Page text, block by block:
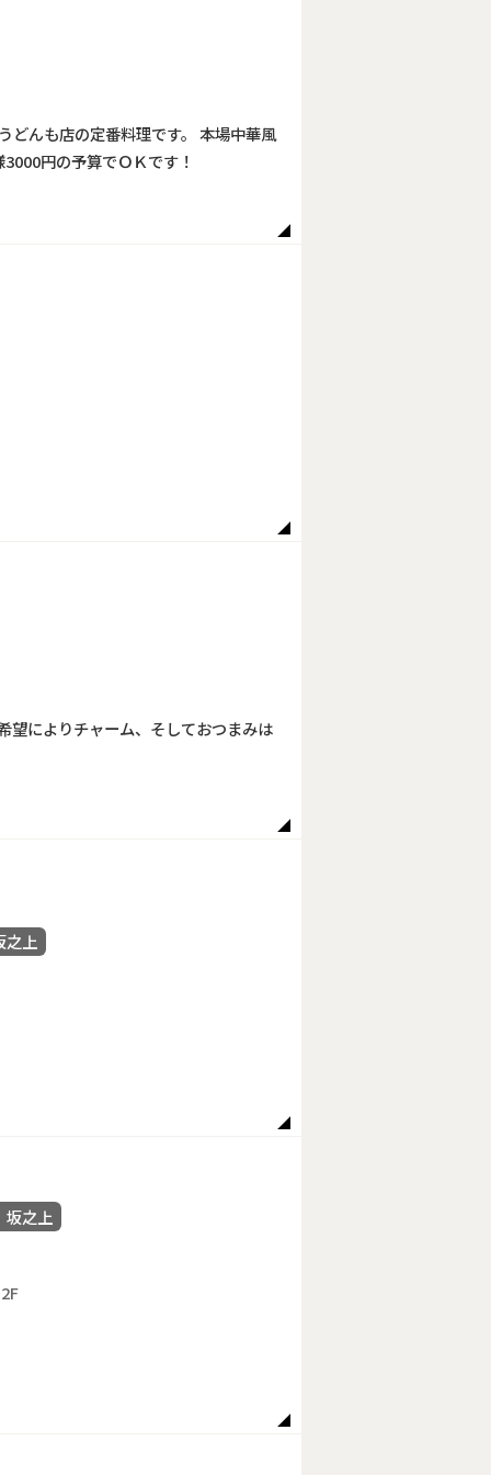
どんも店の定番料理です。 本場中華風
円の予算でＯＫです！
望によりチャーム、そしておつまみは
之上
坂之上